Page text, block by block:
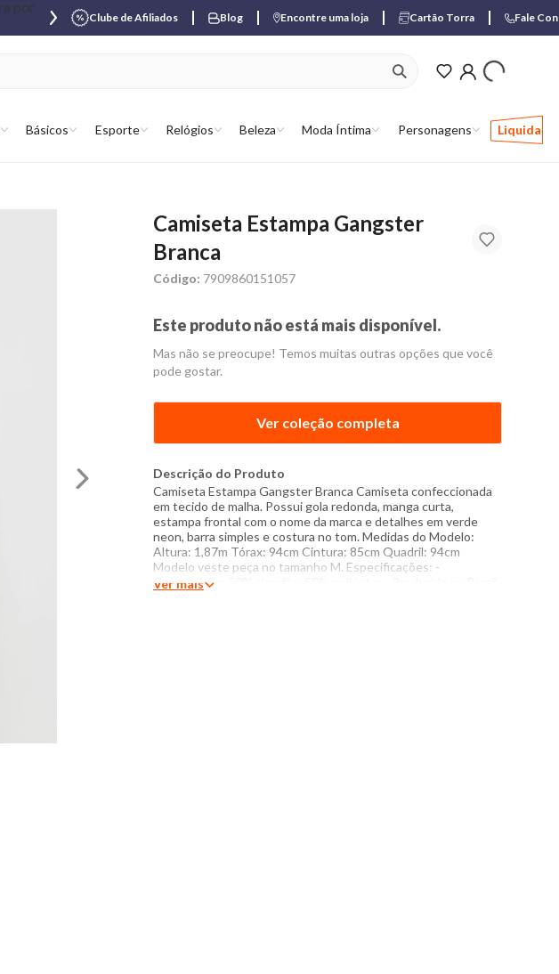
Clube de Afiliados Blog Encontre uma loja Cartão Torra Fale
Básicos Esporte Relógios Beleza Moda Íntima Personagens Liquida
ver produtos
Camiseta Estampa Gangster
Branca
Código: 7909860151057
Este produto não está mais disponível.
Mas não se preocupe! Temos muitas outras opções que você
pode gostar.
Ver coleção completa
Descrição do Produto
Camiseta Estampa Gangster Branca Camiseta confeccionada
em tecido de malha. Possui gola redonda, manga curta,
estampa frontal com o nome da marca e detalhes em verde
neon, barra simples e costura no tom. Medidas do Modelo:
Altura: 1,87m Tórax: 94cm Cintura: 85cm Quadril: 94cm
Modelo veste peça no tamanho M. Especificações: -
Composição: 50% algodão, 50% poliéster - Produzido no Brasil
Ver mais